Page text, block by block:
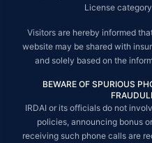
License
Visitors are hereby informed
website may be shared with
and solely based on the
BEWARE OF SPURIOUS
IRDAI or its officials do not
policies, announcing bonus
receiving such phone calls are